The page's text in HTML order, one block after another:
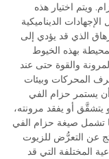
ويتم اختيار هذه
الديناميكية
الذي قد يؤدي إلى
بهذه الخيوط
والقوة حتى عند
المحركات وبيئات
يستمر حزام الفي
أو يفقد مرونته،
تشمل صيغة حزام الفي
عن التعرُّض للزيوت
المختلفة التي قد